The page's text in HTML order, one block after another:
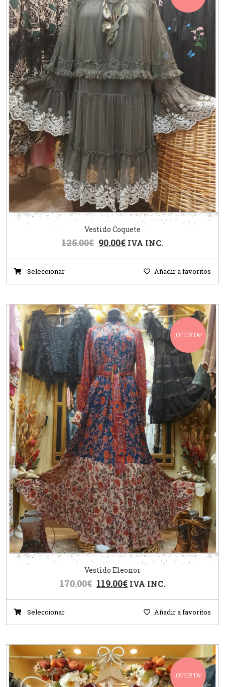
Vestido Coquete
125.00€ 90.00€ IVA INC.
Seleccionar Añadir a favoritos
¡OFERTA!
Vestido Eleonor
170.00€ 119.00€ IVA INC.
Seleccionar Añadir a favoritos
¡OFERTA!